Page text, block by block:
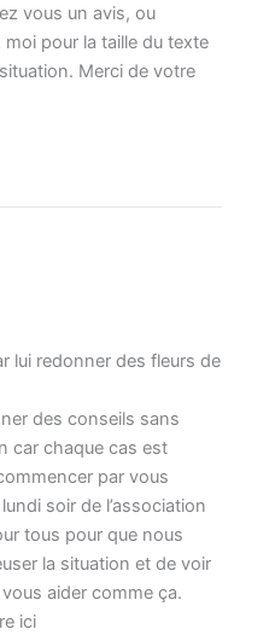
vous un avis, ou
pour la taille du texte
Merci de votre
lui redonner des fleurs de
des conseils sans
car chaque cas est
par vous
soir de l’association
tous pour que nous
la situation et de voir
aider comme ça.
ici